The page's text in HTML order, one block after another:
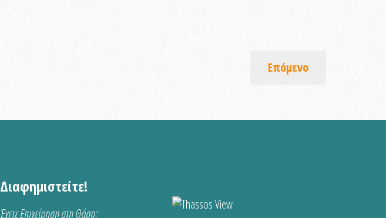
Επόμενο
Διαφημιστείτε!
Έχετε Επιχείρηση στη Θάσο;